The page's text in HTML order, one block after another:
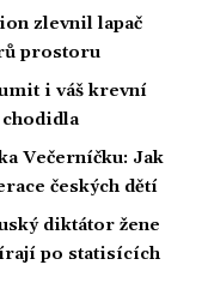
zlevnil lapač
prostoru
i váš krevní
chodidla
Večerníčku: Jak
českých dětí
diktátor žene
po statisících